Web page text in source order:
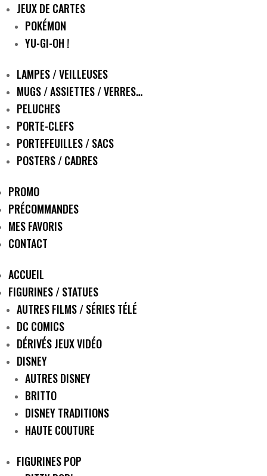
JEUX DE CARTES
POKÉMON
YU-GI-OH !
LAMPES / VEILLEUSES
MUGS / ASSIETTES / VERRES…
PELUCHES
PORTE-CLEFS
PORTEFEUILLES / SACS
POSTERS / CADRES
PROMO
PRÉCOMMANDES
MES FAVORIS
CONTACT
ACCUEIL
FIGURINES / STATUES
AUTRES FILMS / SÉRIES TÉLÉ
DC COMICS
DÉRIVÉS JEUX VIDÉO
DISNEY
AUTRES DISNEY
BRITTO
DISNEY TRADITIONS
HAUTE COUTURE
FIGURINES POP